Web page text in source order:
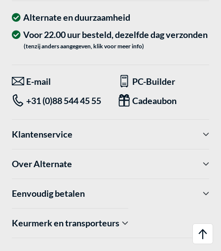
Alternate en duurzaamheid
Voor 22.00 uur besteld, dezelfde dag verzonden
(tenzij anders aangegeven, klik voor meer info)
E-mail
PC-Builder
+31 (0)88 544 45 55
Cadeaubon
Klantenservice
Over Alternate
Eenvoudig betalen
Keurmerk en transporteurs